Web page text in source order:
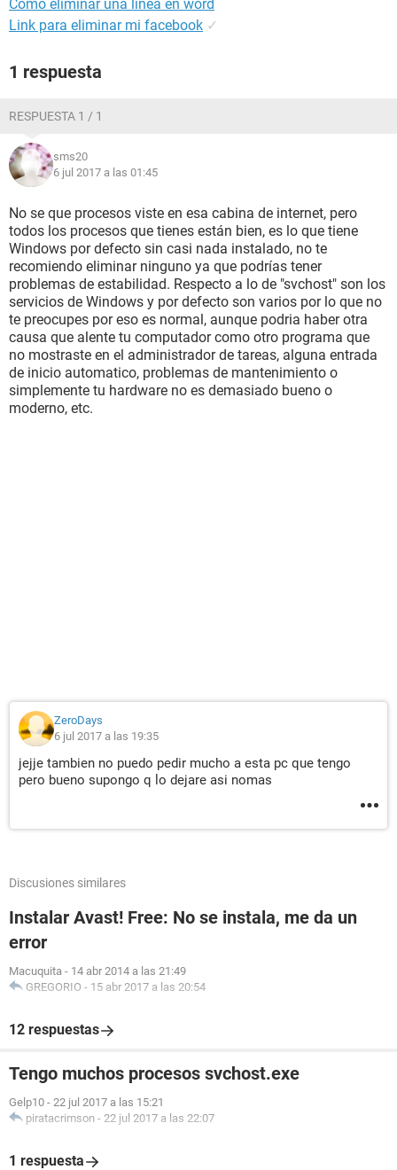
Como eliminar una linea en word
Link para eliminar mi facebook ✓
1 respuesta
RESPUESTA 1 / 1
sms20
6 jul 2017 a las 01:45
No se que procesos viste en esa cabina de internet, pero
todos los procesos que tienes están bien, es lo que tiene
Windows por defecto sin casi nada instalado, no te
recomiendo eliminar ninguno ya que podrías tener
problemas de estabilidad. Respecto a lo de "svchost" son los
servicios de Windows y por defecto son varios por lo que no
te preocupes por eso es normal, aunque podria haber otra
causa que alente tu computador como otro programa que
no mostraste en el administrador de tareas, alguna entrada
de inicio automatico, problemas de mantenimiento o
simplemente tu hardware no es demasiado bueno o
moderno, etc.
ZeroDays
6 jul 2017 a las 19:35
jejje tambien no puedo pedir mucho a esta pc que tengo
pero bueno supongo q lo dejare asi nomas
Discusiones similares
Instalar Avast! Free: No se instala, me da un
error
Macuquita - 14 abr 2014 a las 21:49
GREGORIO - 15 abr 2017 a las 20:54
12 respuestas
Tengo muchos procesos svchost.exe
Gelp10 - 22 jul 2017 a las 15:21
piratacrimson - 22 jul 2017 a las 22:07
1 respuesta